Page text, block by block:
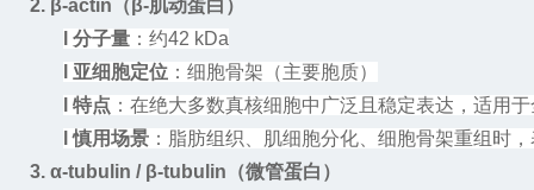
2. β-actin（β-肌动蛋白）
分子量 ：约42 kDa
亚细胞定位 ：细胞骨架（主要胞质）
特点 ：在绝大多数真核细胞中广泛且稳定表达，适用
慎用场景 ： 脂肪组织、肌细胞分化、细胞骨架重组时
3. α-tubulin / β-tubulin（微管蛋白）